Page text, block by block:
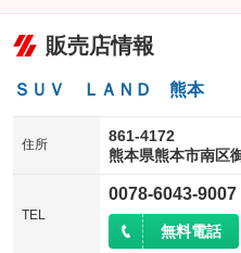
販売店情報
ＳＵＶ ＬＡＮＤ 熊本
住所
861-4172
熊本県熊本市南区
TEL
0078-6043-9007
無料電話